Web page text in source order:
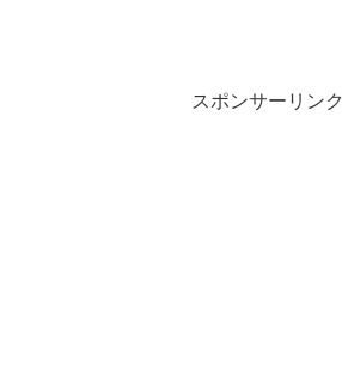
スポンサーリンク